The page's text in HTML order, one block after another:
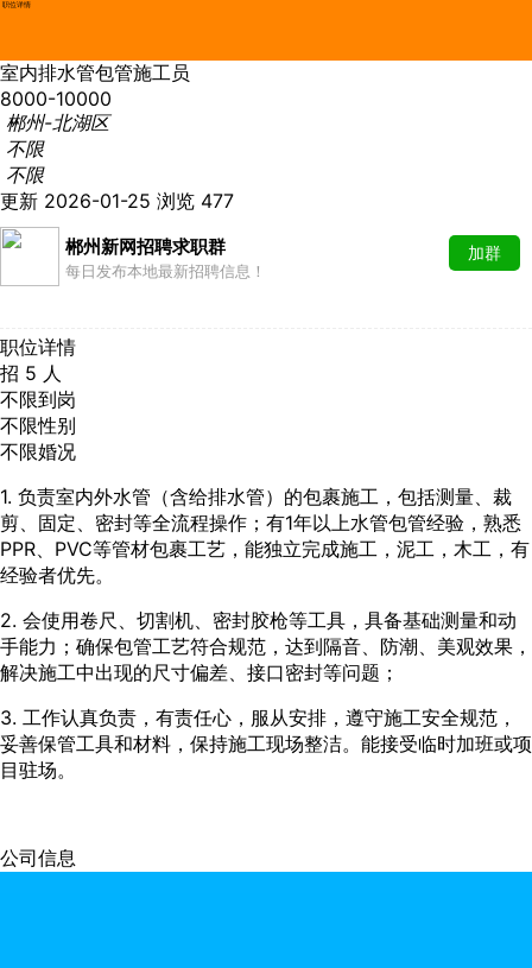
职位详情
室内排水管包管施工员
8000-10000
郴州-北湖区
不限
不限
更新 2026-01-25 浏览 477
郴州新网招聘求职群
每日发布本地最新招聘信息！
加群
职位详情
招 5 人
不限到岗
不限性别
不限婚况
1. 负责室内外水管（含给排水管）的包裹施工，包括测量、裁
剪、固定、密封等全流程操作；有1年以上水管包管经验，熟悉
PPR、PVC等管材包裹工艺，能独立完成施工，泥工，木工，有
经验者优先。
2. 会使用卷尺、切割机、密封胶枪等工具，具备基础测量和动
手能力；确保包管工艺符合规范，达到隔音、防潮、美观效果，
解决施工中出现的尺寸偏差、接口密封等问题；
3. 工作认真负责，有责任心，服从安排，遵守施工安全规范，
妥善保管工具和材料，保持施工现场整洁。能接受临时加班或项
目驻场。
公司信息